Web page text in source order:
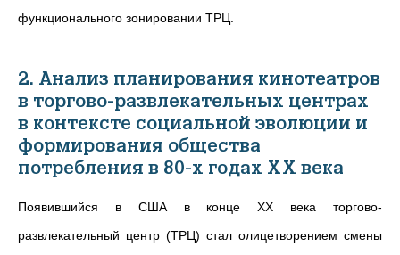
функционального зонировании ТРЦ.
2. Анализ планирования кинотеатров
в торгово-развлекательных центрах
в контексте социальной эволюции и
формирования общества
потребления в 80-х годах XX века
Появившийся в США в конце ХХ века торгово-
развлекательный центр (ТРЦ) стал олицетворением смены